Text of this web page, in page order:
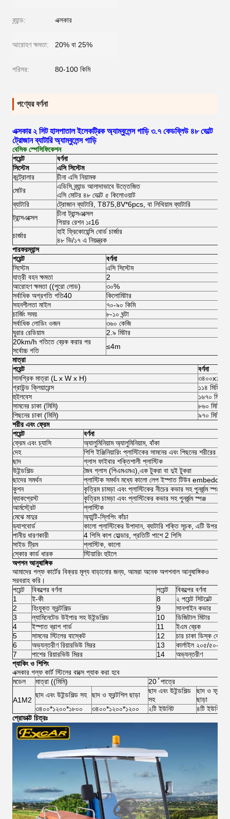
ব্র্যান্ড: এক্সকার
আরোহণ ক্ষমতা: 20% বা 25%
পরিসর: 80-100 কিমি
পণ্যের বর্ণনা
এক্সকার ২ সিট হাসপাতাল ইলেকট্রিক অ্যাম্বুলেন্স গাড়ি ৩.৭ কেডব্লিউ ৪৮ ভোল্ট
ট্রোজান ব্যাটারি অ্যাম্বুলেন্স গাড়ি
বেসিক স্পেসিফিকেশন
পয়েন্ট
বর্ণনা
সিস্টেম
এসি সিস্টেম
কন্ট্রোলার
চীনা এসি নিয়ামক
মোটর
এডিসি ব্র্যান্ড আলাদাভাবে উত্তেজিত
এসি মোটর ৪৮ ভোল্ট ৫ কিলোওয়াট
ব্যাটারি
ট্রোজান ব্যাটারি, T875,8V*6pcs, বা লিথিয়াম ব্যাটারি
ট্রান্সএক্সেল
চীনা ট্রান্সএক্সেল
গিয়ার রেশন ১ঃ16
চার্জার
হাই ফ্রিকোয়েন্সি বোর্ড চার্জার
৪৮ ভি/১৭ এ নিয়ন্ত্রক
পারফরম্যান্স
পয়েন্ট
বর্ণনা
সিস্টেম
এসি সিস্টেম
যাত্রী বহন ক্ষমতা
2
আরোহণ ক্ষমতা ((পুরো লোড)
৩০%
সর্বাধিক অগ্রগতি গতি40
কিলোমিটার
সহনশীলতা মাইল
৭০-৯০ কিমি
চার্জিং সময়
৮-১০ ঘন্টা
সর্বাধিক লোডিং ওজন
৩৬০ কেজি
ঘুরার রেডিয়াম
2.৯ মিটার
20km/h গতিতে ব্রেক করার পর
সর্বোচ্চ গতি
≤4m
মাত্রা
পয়েন্ট
বর্ণনা
সামগ্রিক মাত্রা (L x W x H)
গ্রাউন্ড ক্লিয়ারেন্স
১১৪ মিমি
হুইলবেস
১৬৭০ মিমি
সামনের চাকা (মিমি)
৮৬০ মিমি
পিছনের চাকা (মিমি)
৯৭০ মিমি
শরীর এবং ফ্রেম
পয়েন্ট
বর্ণনা
ফ্রেম এবং চ্যাসি
অ্যালুমিনিয়াম অ্যালুমিনিয়াম, বাঁকা
দেহ
পিপি ইঞ্জিনিয়ারিং প্লাস্টিকের সামনের এবং পিছনের শরীরের
ছাদ
গ্লাস ফাইবার শক্তিশালী প্লাস্টিক
উইন্ডশিল্ড
জৈব গ্লাস (পিএমএমএ),এক টুকরা বা দুই টুকরা
ছাদের সমর্থন
প্লাস্টিক সমর্থন মধ্যে কালো লেপ ইস্পাত টিউব embedding
কুশন
কৃত্রিম চামড়া এবং প্লাস্টিকের নীচের কভার সহ পুনর্জন্ম স্পঞ্জ
ব্যাকপ্রেস্ট
কৃত্রিম চামড়া এবং প্লাস্টিকের কভার সহ পুনর্জন্ম স্পঞ্জ
আর্মস্ট্রেট
প্লাস্টিক
মেঝে মাদুর
অ্যান্টি-স্লিপিং কাঁচা
ড্যাশবোর্ড
কালো প্লাস্টিকের উপাদান, ব্যাটারি শক্তি সূচক, এটি উপর
পানীয় ধারণকারী
4 পিসি কাপ হোল্ডার, প্রতিটি পাশে 2 পিসি
সাইড ট্রিম
প্লাস্টিক, কালো
স্কোর কার্ড ধারক
স্টিয়ারিং হুইলে
অপশন আনুষাঙ্গিক
আমাদের গল্ফ কার্টের বিক্রয় মূল্য বাড়ানোর জন্য, আমরা অনেক অপশনাল আনুষাঙ্গিকও
সরবরাহ করি।
পয়েন্ট
বিকল্পের বর্ণনা পয়েন্ট
বিকল্পের বর্ণনা
1
ই-কী 8
২ পয়েন্ট সিটবেল্ট
2
হিংযুক্ত ফ্রন্টশিল্ড 9
সানশাইন কভার
3
ল্যামিনেটেড উইপার সহ উইন্ডশিল্ড 10
ডিজিটাল মিটার
4
ইস্পাত ব্রাশ গার্ড 11
ইএম ব্রেক
5
সামনের স্টিলের বাস্কেট 12
চার চাকা ডিস্ক ব্রেক
6
অভ্যন্তরীণ রিয়ারভিউ মিরর 13
কার্লাইল ২০৫/৫০-১০
7
পাশের রিয়ারভিউ মিরর 14
অভ্যন্তরীণ
প্যাকিং ও শিপিং
এক্সকার গল্ফ কার্ট স্টিলের বাক্সে প্যাক করা হবে
মডেল
মাত্রা ((মিমি) 20 ̊ পাত্রে
A1M2
ছাদ এবং উইন্ডশিল্ড সহ ছাদ ও ফ্রন্টশিল ছাড়া
ছাদ এবং উইন্ডশিল্ড
সহ
ছাদ ও
ছাড়া
৩৪০০*১২০০*১৮০০
৩৪০০*১২০০*১২০০ ২টি ইউনিট
৪টি ইউনিট
প্রোডাক্ট চিত্রঃ